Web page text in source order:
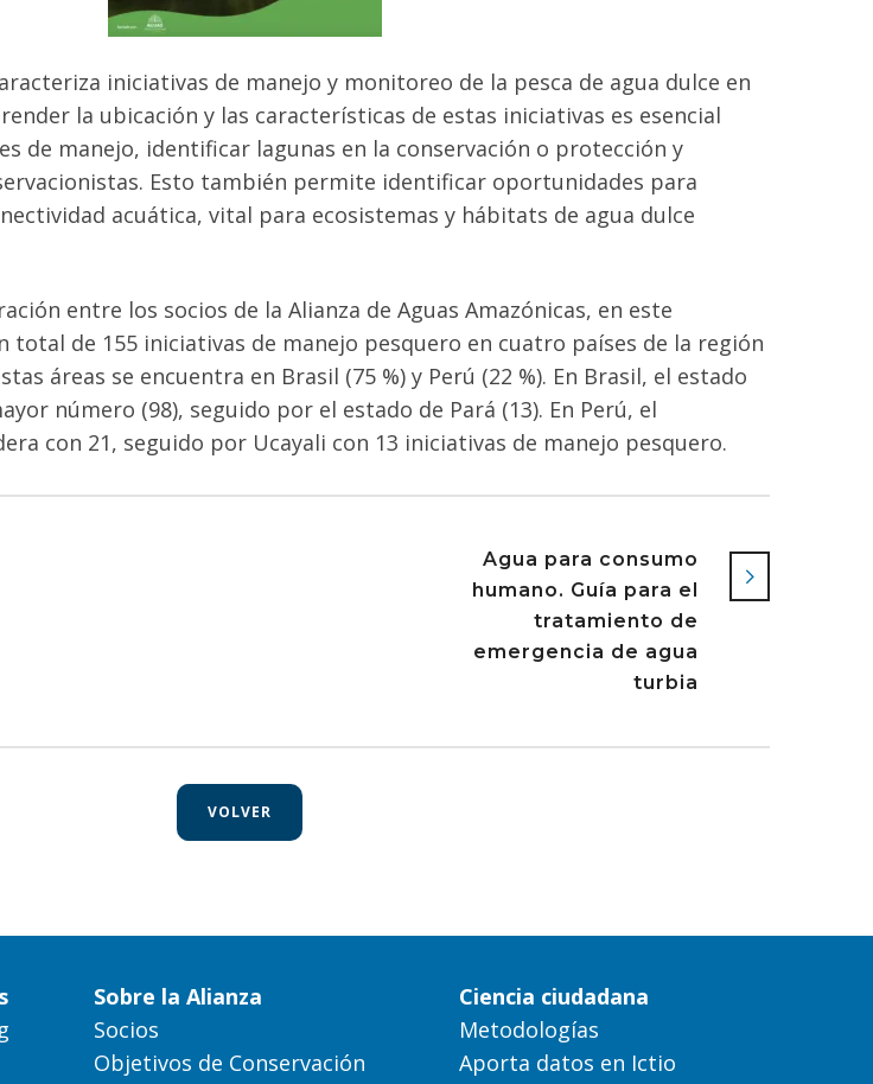
iniciativas de manejo y monitoreo de la pesca de agua dulce en
la ubicación y las características de estas iniciativas es esencial
de manejo, identificar lagunas en la conservación o protección y
Esto también permite identificar oportunidades para
acuática, vital para ecosistemas y hábitats de agua dulce
entre los socios de la Alianza de Aguas Amazónicas, en este
total de 155 iniciativas de manejo pesquero en cuatro países de la región
áreas se encuentra en Brasil (75 %) y Perú (22 %). En Brasil, el estado
número (98), seguido por el estado de Pará (13). En Perú, el
con 21, seguido por Ucayali con 13 iniciativas de manejo pesquero.
Agua para consumo
humano. Guía para el
tratamiento de
emergencia de agua
turbia
VOLVER
Sobre la Alianza
Socios
Objetivos de Conservación
Ciencia ciudadana
Metodologías
Aporta datos en Ictio